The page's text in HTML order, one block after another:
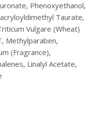
Phenoxyethanol,
Taurate,
Vulgare (Wheat)
Methylparaben,
(Fragrance),
Linalyl Acetate,